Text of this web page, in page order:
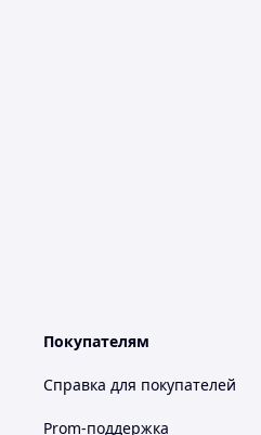
Покупателям
Справка для покупателей
Prom-поддержка